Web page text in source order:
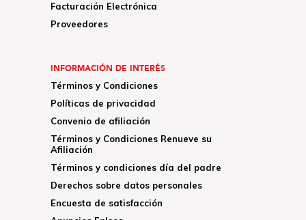
Facturación Electrónica
Proveedores
INFORMACIÓN DE INTERÉS
Términos y Condiciones
Políticas de privacidad
Convenio de afiliación
Términos y Condiciones Renueve su
Afiliación
Términos y condiciones día del padre
Derechos sobre datos personales
Encuesta de satisfacción